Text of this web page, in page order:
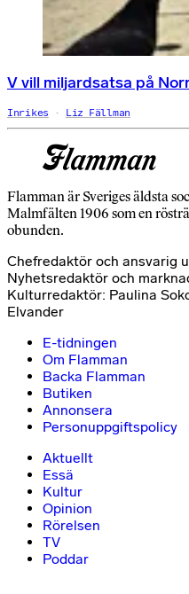
V vill miljardsatsa på
Inrikes Liz Fällman
Flamman är Sveriges äldsta
Malmfälten 1906 som en
obunden.
Chefredaktör och ansvarig
Nyhetsredaktör och
Kulturredaktör: Paulina
Elvander
E-tidningen
Om Flamman
Backa Flamman
Butiken
Annonsera
Personuppgiftspolicy
Aktuellt
Essä
Kultur
Opinion
Rörelsen
TV
Poddar